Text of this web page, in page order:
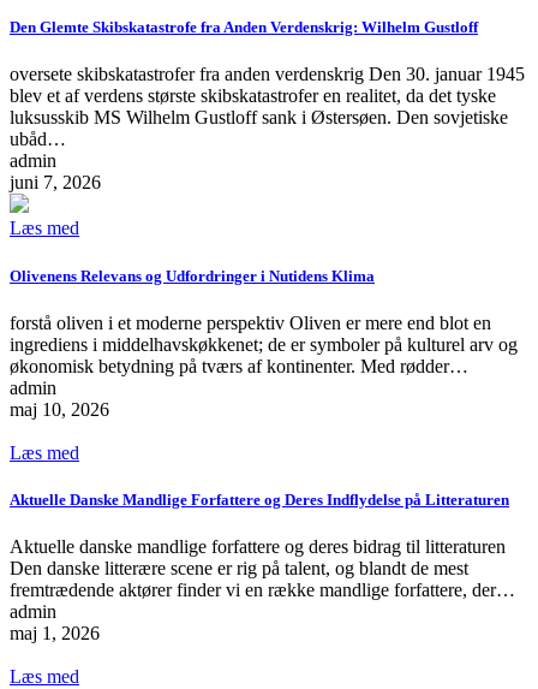
Den Glemte Skibskatastrofe fra Anden Verdenskrig: Wilhelm Gustloff
oversete skibskatastrofer fra anden verdenskrig Den 30. januar 1945
blev et af verdens største skibskatastrofer en realitet, da det tyske
luksusskib MS Wilhelm Gustloff sank i Østersøen. Den sovjetiske
ubåd…
admin
juni 7, 2026
Læs med
Olivenens Relevans og Udfordringer i Nutidens Klima
forstå oliven i et moderne perspektiv Oliven er mere end blot en
ingrediens i middelhavskøkkenet; de er symboler på kulturel arv og
økonomisk betydning på tværs af kontinenter. Med rødder…
admin
maj 10, 2026
Læs med
Aktuelle Danske Mandlige Forfattere og Deres Indflydelse på Litteraturen
Aktuelle danske mandlige forfattere og deres bidrag til litteraturen
Den danske litterære scene er rig på talent, og blandt de mest
fremtrædende aktører finder vi en række mandlige forfattere, der…
admin
maj 1, 2026
Læs med